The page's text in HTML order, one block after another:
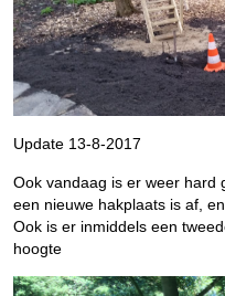
Update 13-8-2017
Ook vandaag is er weer hard
een nieuwe hakplaats is af,
Ook is er inmiddels een
hoogte